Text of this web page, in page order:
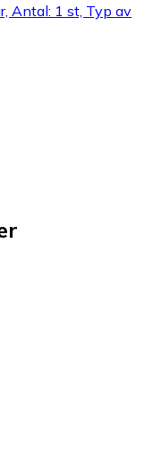
Antal: 1 st, Typ av